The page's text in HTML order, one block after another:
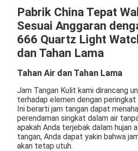
Pabrik China Tepat
Sesuai Anggaran
666 Quartz Light
dan Tahan Lama
Tahan Air dan Tahan Lama
Jam Tangan Kulit kami dirancang
terhadap elemen dengan peringkat
Ini berarti jam tangan dapat
perendaman singkat dalam air
apakah Anda terjebak dalam hujan
tangan, Anda dapat yakin bahwa
akan tetap utuh.